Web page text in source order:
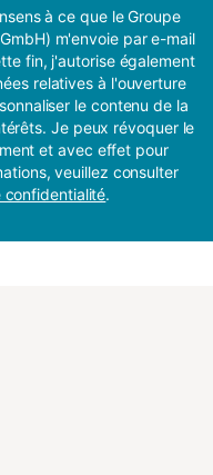
à ce que le Groupe
m'envoie par e-mail
fin, j'autorise également
relatives à l'ouverture
le contenu de la
Je peux révoquer le
et avec effet pour
veuillez consulter
confidentialité.